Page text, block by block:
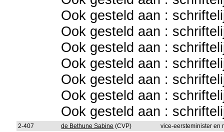
Ook gesteld aan :
Ook gesteld aan :
Ook gesteld aan :
Ook gesteld aan :
Ook gesteld aan :
Ook gesteld aan :
Ook gesteld aan :
2-407 de Bethune Sabine (CVP)
vice-eersteminister en